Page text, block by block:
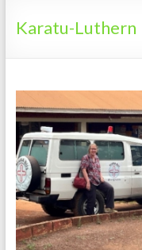
Karatu-Luthern